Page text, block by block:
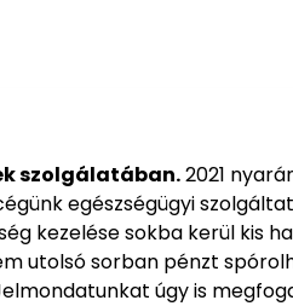
szolgálatában.2021
egészségügyi
kezelése sokba kerül kis
utolsó sorban pénzt
úgy is